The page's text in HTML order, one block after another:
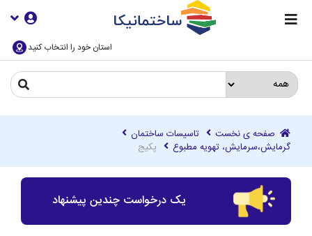
استان خود را انتخاب کنید
صفحه ی نخست
تاسیسات ساختمان
گرمایش،سرمایش، تهویه مطبوع
پکیج
یک درخواست چندین پیشنهاد